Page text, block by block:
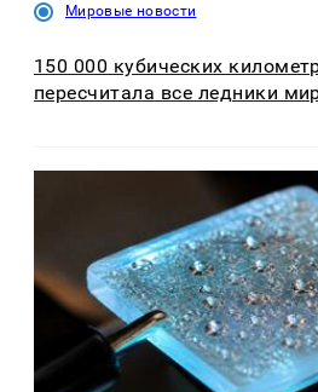
Мировые новости
150 000 кубических
пересчитала все ледники